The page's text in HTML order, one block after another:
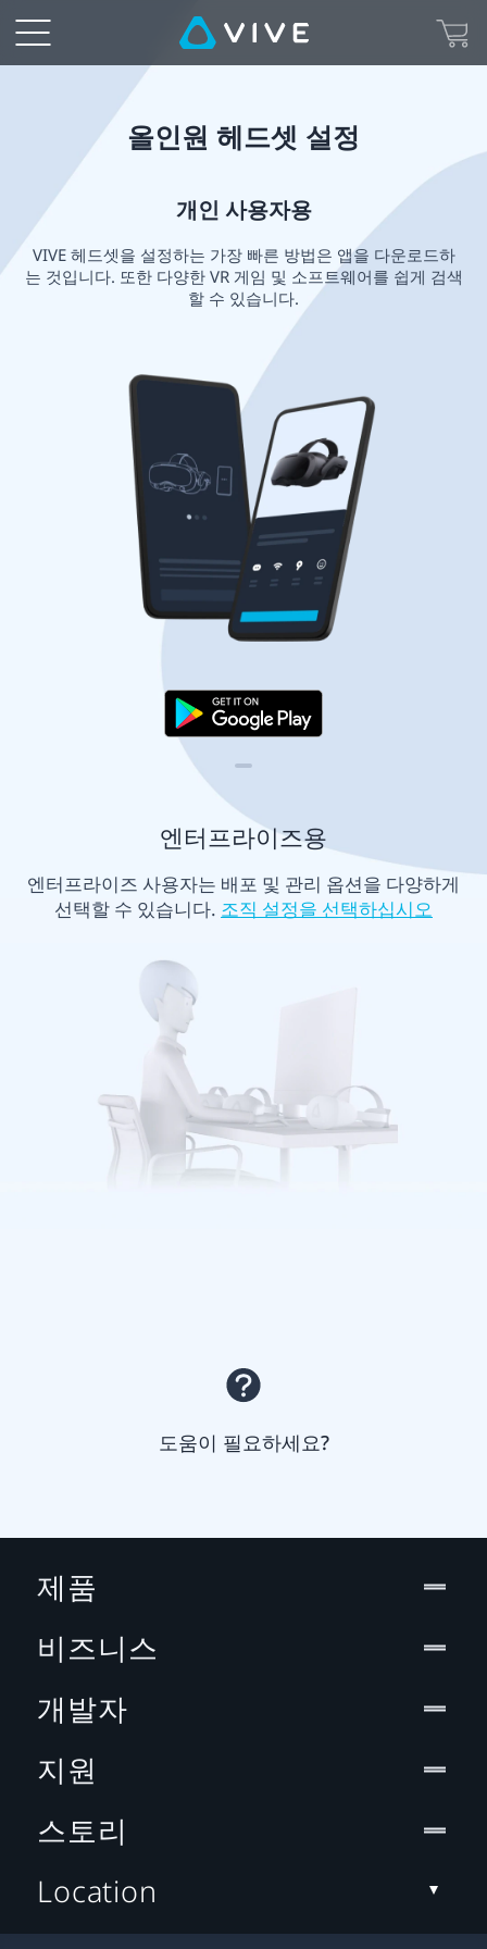
올
인
드
셋
올인원 헤드셋 설정
개인 사용자용
VIVE 헤드셋을 설정하는 가장 빠른 방법은 앱을 다운로드하
는 것입니다. 또한 다양한 VR 게임 및 소프트웨어를 쉽게 검색
할 수 있습니다.
엔터프라이즈용
엔터프라이즈 사용자는 배포 및 관리 옵션을 다양하게
선택할 수 있습니다. 조직 설정을 선택하십시오
도움이 필요하세요?
제품
비즈니스
개발자
지원
스토리
Location